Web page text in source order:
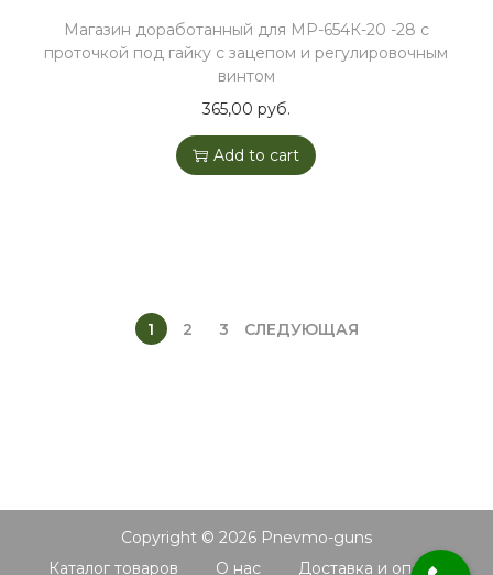
Магазин доработанный для МР-654К-20 -28 с
проточкой под гайку с зацепом и регулировочным
винтом
365,00 руб.
Add to cart
1 2 3 СЛЕДУЮЩАЯ
Copyright © 2026 Pnevmo-guns
Каталог товаров
О нас Доставка и оплата